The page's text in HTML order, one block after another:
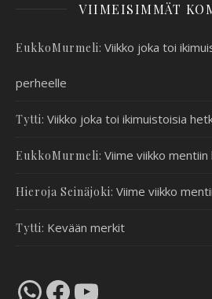
VIIMEISIMMÄT
EukkoMurmeli: Viikko joka toi
perheelle
Tytti: Viikko joka toi ikimuistoisia
EukkoMurmeli: Viime viikko
Hieroja Seinäjoki: Viime viikko
Tytti: Kevään merkit
WhatsAppFacebook
YouTube